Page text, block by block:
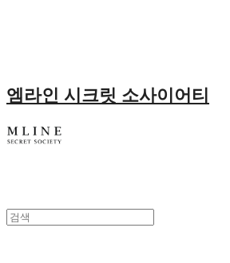
엠라인 시크릿 소사이어티